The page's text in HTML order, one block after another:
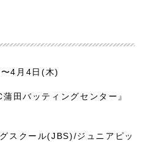
4月4日(木)
田バッティングセンター』
スクール(JBS)/ジュニアピッ